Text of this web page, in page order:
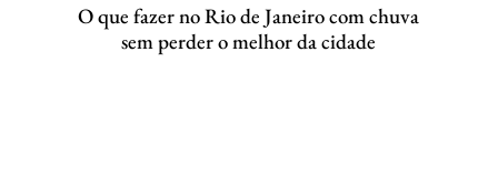
O que fazer no Rio de Janeiro com chuva
sem perder o melhor da cidade